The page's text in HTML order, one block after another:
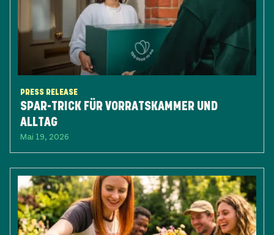
PRESS RELEASE
SPAR-TRICK FÜR VORRATSKAMMER UND
ALLTAG
Mai 19, 2026